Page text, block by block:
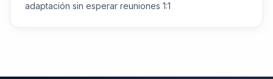
adaptación sin esperar reuniones 1:1